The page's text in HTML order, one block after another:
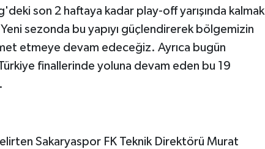
son 2 haftaya kadar play-off yarışında kalmak
sezonda bu yapıyı güçlendirerek bölgemizin
etmeye devam edeceğiz. Ayrıca bugün
finallerinde yoluna devam eden bu 19
belirten Sakaryaspor FK Teknik Direktörü Murat